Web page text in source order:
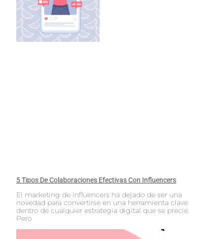
5 Tipos De Colaboraciones Efectivas Con Influencers
El marketing de influencers ha dejado de ser una
novedad para convertirse en una herramienta clave
dentro de cualquier estrategia digital que se precie.
Pero